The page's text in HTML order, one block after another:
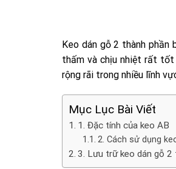
Keo dán gỗ 2 thành phần
thấm và chịu nhiệt rất tốt
rộng rãi trong nhiều lĩnh
Mục Lục Bài Viết
1. Đặc tính của keo AB
2. Cách sử dụng
3. Lưu trữ keo dán gỗ 2